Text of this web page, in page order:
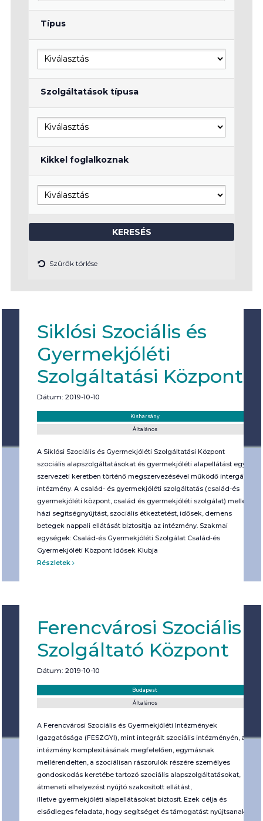
Típus
Szolgáltatások típusa
Kikkel foglalkoznak
Szűrők törlése
Siklósi Szociális és
Gyermekjóléti
Szolgáltatási Központ
Dátum: 2019-10-10
Kisharsány
Általános
A Siklósi Szociális és Gyermekjóléti Szolgáltatási Központ
szociális alapszolgáltatásokat és gyermekjóléti alapellátást egy
szervezeti keretben történő megszervezésével működő intergált
intézmény. A család- és gyermekjóléti szolgáltatás (család-és
gyermekjóléti központ, család és gyermekjóléti szolgálat) mellett,
házi segítségnyújtást, szociális étkeztetést, idősek, demens
betegek nappali ellátását biztosítja az intézmény. Szakmai
egységek: Család-és Gyermekjóléti Szolgálat Család-és
Gyermekjóléti Központ Idősek Klubja
Részletek
Ferencvárosi Szociális
Szolgáltató Központ
Dátum: 2019-10-10
Budapest
Általános
A Ferencvárosi Szociális és Gyermekjóléti Intézmények
Igazgatósága (FESZGYI), mint integrált szociális intézményén, az
intézmény komplexitásának megfelelően, egymásnak
mellérendelten, a szociálisan rászorulók részére személyes
gondoskodás keretébe tartozó szociális alapszolgáltatásokat,
átmeneti elhelyezést nyújtó szakosított ellátást,
illetve gyermekjóléti alapellátásokat biztosít. Ezek célja és
elsődleges feladata, hogy segítséget és támogatást nyújtsanak